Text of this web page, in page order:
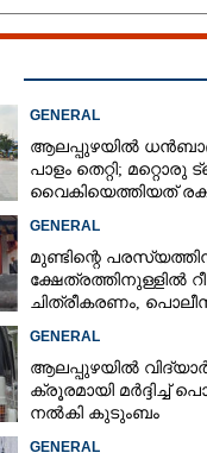
GENERAL
ആലപ്പുഴയിൽ
പാളം തെറ്റി; മറ്റൊരു
വൈകിയെത്തിയത്
GENERAL
മുണ്ടിന്റെ
ക്ഷേത്രത്തിനുള്ളിൽ
ചിത്രീകരണം,
GENERAL
ആലപ്പുഴയിൽ
ക്രൂരമായി മർദ്ദിച്ച്
നൽകി കുടുംബം
GENERAL